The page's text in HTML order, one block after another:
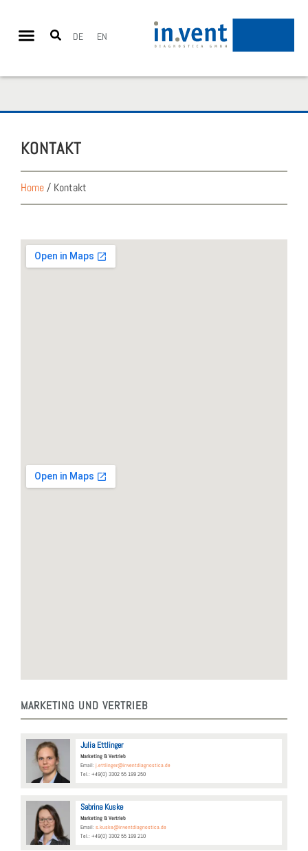
DE EN
KON­TAKT
Home/ Kontakt
MAR­KE­TING UND VER­TRIEB
Julia Ett­lin­ger
Mar­ke­ting & Ver­trieb
Email: j.ettlinger@inventdiagnostica.de
Tel.: +49(0) 3302 55 199 250
Sabri­na Kus­ke
Mar­ke­ting & Ver­trieb
Email: s.kuske@inventdiagnostica.de
Tel.: +49(0) 3302 55 199 210